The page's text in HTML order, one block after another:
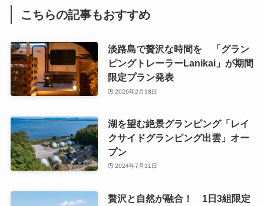
こちらの記事もおすすめ
淡路島で贅沢な時間を 「グラン
ピングトレーラーLanikai」が期間
限定プラン発表
2026年2月18日
湖を望む絶景グランピング「レイ
クサイドグランピング出雲」オー
プン
2024年7月31日
贅沢と自然が融合！ 1日3組限定